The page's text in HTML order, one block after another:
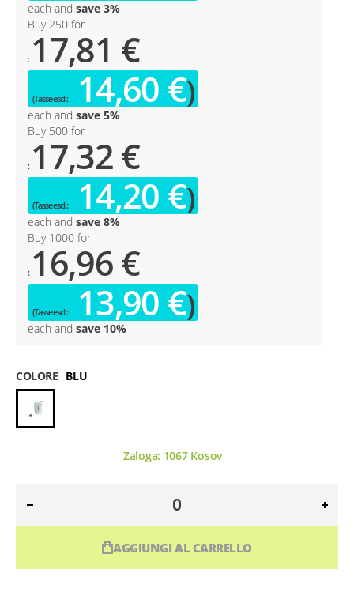
each and save 3%
Buy 250 for
17,81 €
14,60 €
each and save 5%
Buy 500 for
17,32 €
14,20 €
each and save 8%
Buy 1000 for
16,96 €
13,90 €
each and save 10%
COLORE BLU
Zaloga: 1067Kosov
AGGIUNGI AL CARRELLO